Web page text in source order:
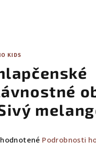
KIDS
Podrobnosti